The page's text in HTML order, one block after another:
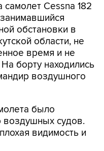
самолет Cessna 182
обстановки в
области, не
время и не
борту находились
воздушного
было
воздушных судов.
видимость и